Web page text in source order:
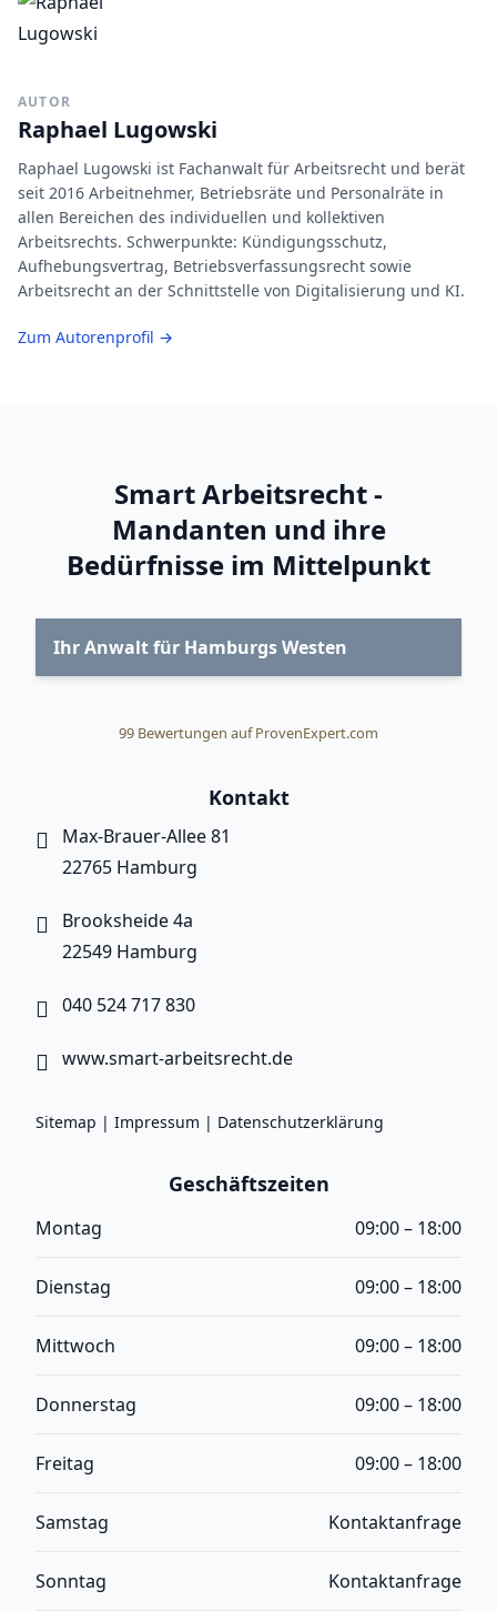
AUTOR
Raphael Lugowski
Raphael Lugowski ist Fachanwalt für Arbeitsrecht und berät
seit 2016 Arbeitnehmer, Betriebsräte und Personalräte in
allen Bereichen des individuellen und kollektiven
Arbeitsrechts. Schwerpunkte: Kündigungsschutz,
Aufhebungsvertrag, Betriebsverfassungsrecht sowie
Arbeitsrecht an der Schnittstelle von Digitalisierung und KI.
Zum Autorenprofil →
Smart Arbeitsrecht -
Mandanten und ihre
Bedürfnisse im Mittelpunkt
Ihr Anwalt für Hamburgs Westen
99 Bewertungen auf ProvenExpert.com
Kontakt
Max-Brauer-Allee 81
22765 Hamburg
Brooksheide 4a
22549 Hamburg
040 524 717 830
www.smart-arbeitsrecht.de
Sitemap | Impressum | Datenschutzerklärung
Geschäftszeiten
Montag 09:00 – 18:00
Dienstag 09:00 – 18:00
Mittwoch 09:00 – 18:00
Donnerstag 09:00 – 18:00
Freitag 09:00 – 18:00
Samstag Kontaktanfrage
Sonntag Kontaktanfrage